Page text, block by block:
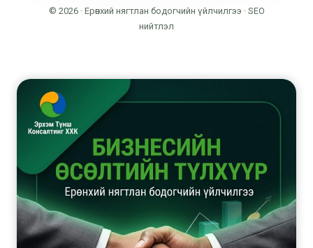
© 2026 · Ерөнхий нягтлан бодогчийн үйлчилгээ · SEO
нийтлэл